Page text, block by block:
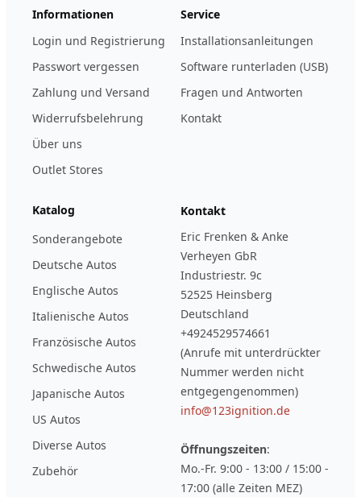
Informationen
Login und Registrierung
Passwort vergessen
Zahlung und Versand
Widerrufsbelehrung
Über uns
Outlet Stores
Service
Installationsanleitungen
Software runterladen (USB)
Fragen und Antworten
Kontakt
Katalog
Sonderangebote
Deutsche Autos
Englische Autos
Italienische Autos
Französische Autos
Schwedische Autos
Japanische Autos
US Autos
Diverse Autos
Zubehör
Kontakt
Eric Frenken & Anke
Verheyen GbR
Industriestr. 9c
52525 Heinsberg
Deutschland
+4924529574661
(Anrufe mit unterdrückter
Nummer werden nicht
entgegengenommen)
info@123ignition.de
Öffnungszeiten:
Mo.-Fr. 9:00 - 13:00 / 15:00 -
17:00 (alle Zeiten MEZ)